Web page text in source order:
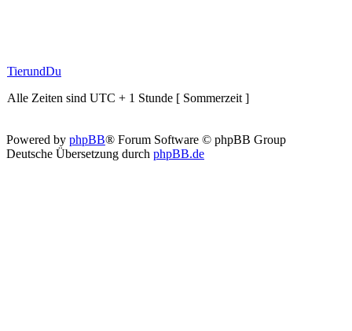
TierundDu
Alle Zeiten sind UTC + 1 Stunde [ Sommerzeit ]
Powered by phpBB® Forum Software © phpBB Group
Deutsche Übersetzung durch phpBB.de